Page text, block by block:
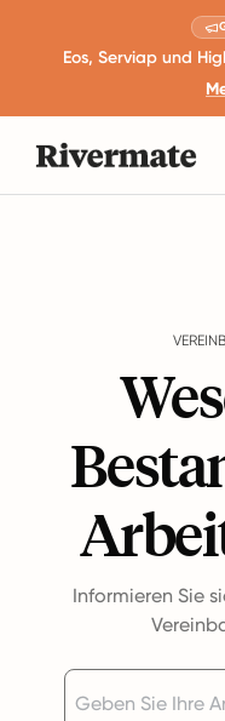
Eos, Serviap und
Informieren Sie